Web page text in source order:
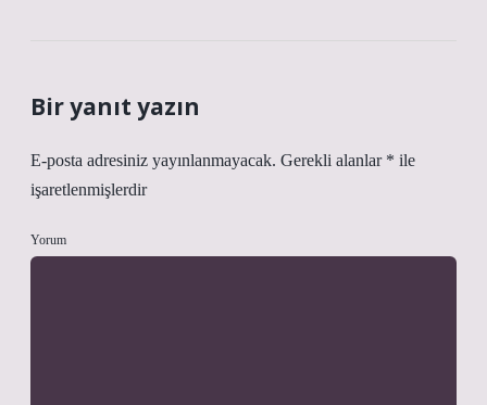
Bir yanıt yazın
E-posta adresiniz yayınlanmayacak. Gerekli alanlar * ile
işaretlenmişlerdir
Yorum